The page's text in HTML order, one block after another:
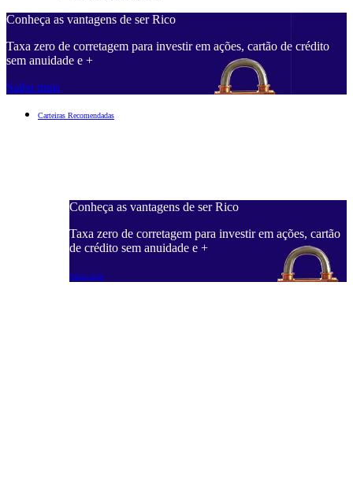
Conheça as vantagens de ser Rico
Taxa zero de corretagem para investir em ações, cartão de crédito
sem anuidade e +
Saiba mais
Carteiras Recomendadas
Conheça as vantagens de ser Rico
Taxa zero de corretagem para investir em ações, cartão
de crédito sem anuidade e +
Saiba mais